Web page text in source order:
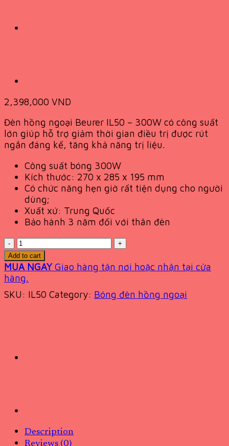
2,398,000 VND
Đèn hồng ngoại Beurer IL50 – 300W có công suất
lớn giúp hỗ trợ giảm thời gian điều trị được rút
ngắn đáng kể, tăng khả năng trị liệu.
Công suất bóng 300W
Kích thước: 270 x 285 x 195 mm
Có chức năng hẹn giờ rất tiện dụng cho người
dùng;
Xuất xứ: Trung Quốc
Bảo hành 3 năm đối với thân đèn
Quantity
Add to cart
MUA NGAY Giao hàng tận nơi hoặc nhận tại cửa
hàng.
SKU: IL50 Category: Bóng đèn hồng ngoại
Description
Reviews (0)